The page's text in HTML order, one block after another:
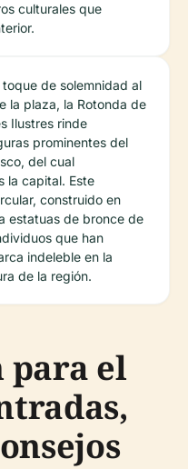
culturales que
de solemnidad al
la plaza, la Rotonda de
Ilustres rinde
prominentes del
del cual
la capital. Este
construido en
estatuas de bronce de
que han
indeleble en la
de la región.
el